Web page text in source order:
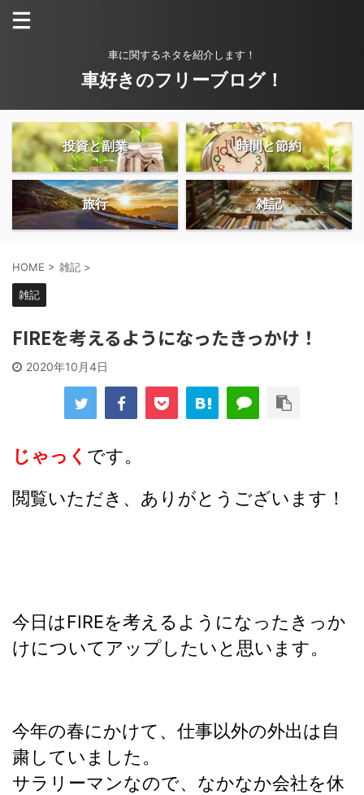
車に関するネタを紹介します！
車好きのフリーブログ！
投資と副業 時間と節約
旅行 雑記
HOME > 雑記 >
雑記
FIREを考えるようになったきっかけ！
2020年10月4日
じゃっく です。
閲覧いただき、ありがとうございます！
今日はFIREを考えるようになったきっか
けについてアップしたいと思います。
今年の春にかけて、仕事以外の外出は自
粛していました。
サラリーマンなので、なかなか会社を休